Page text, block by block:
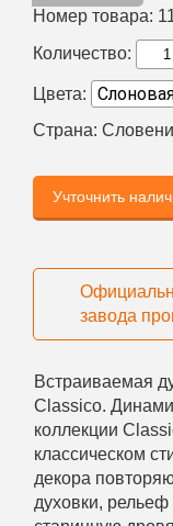
Номер товара:
Количество:
Цвета:
Страна:
Учточнить
завода
Встраиваемая
Classico.
коллекции
классическом
декора
духовки,